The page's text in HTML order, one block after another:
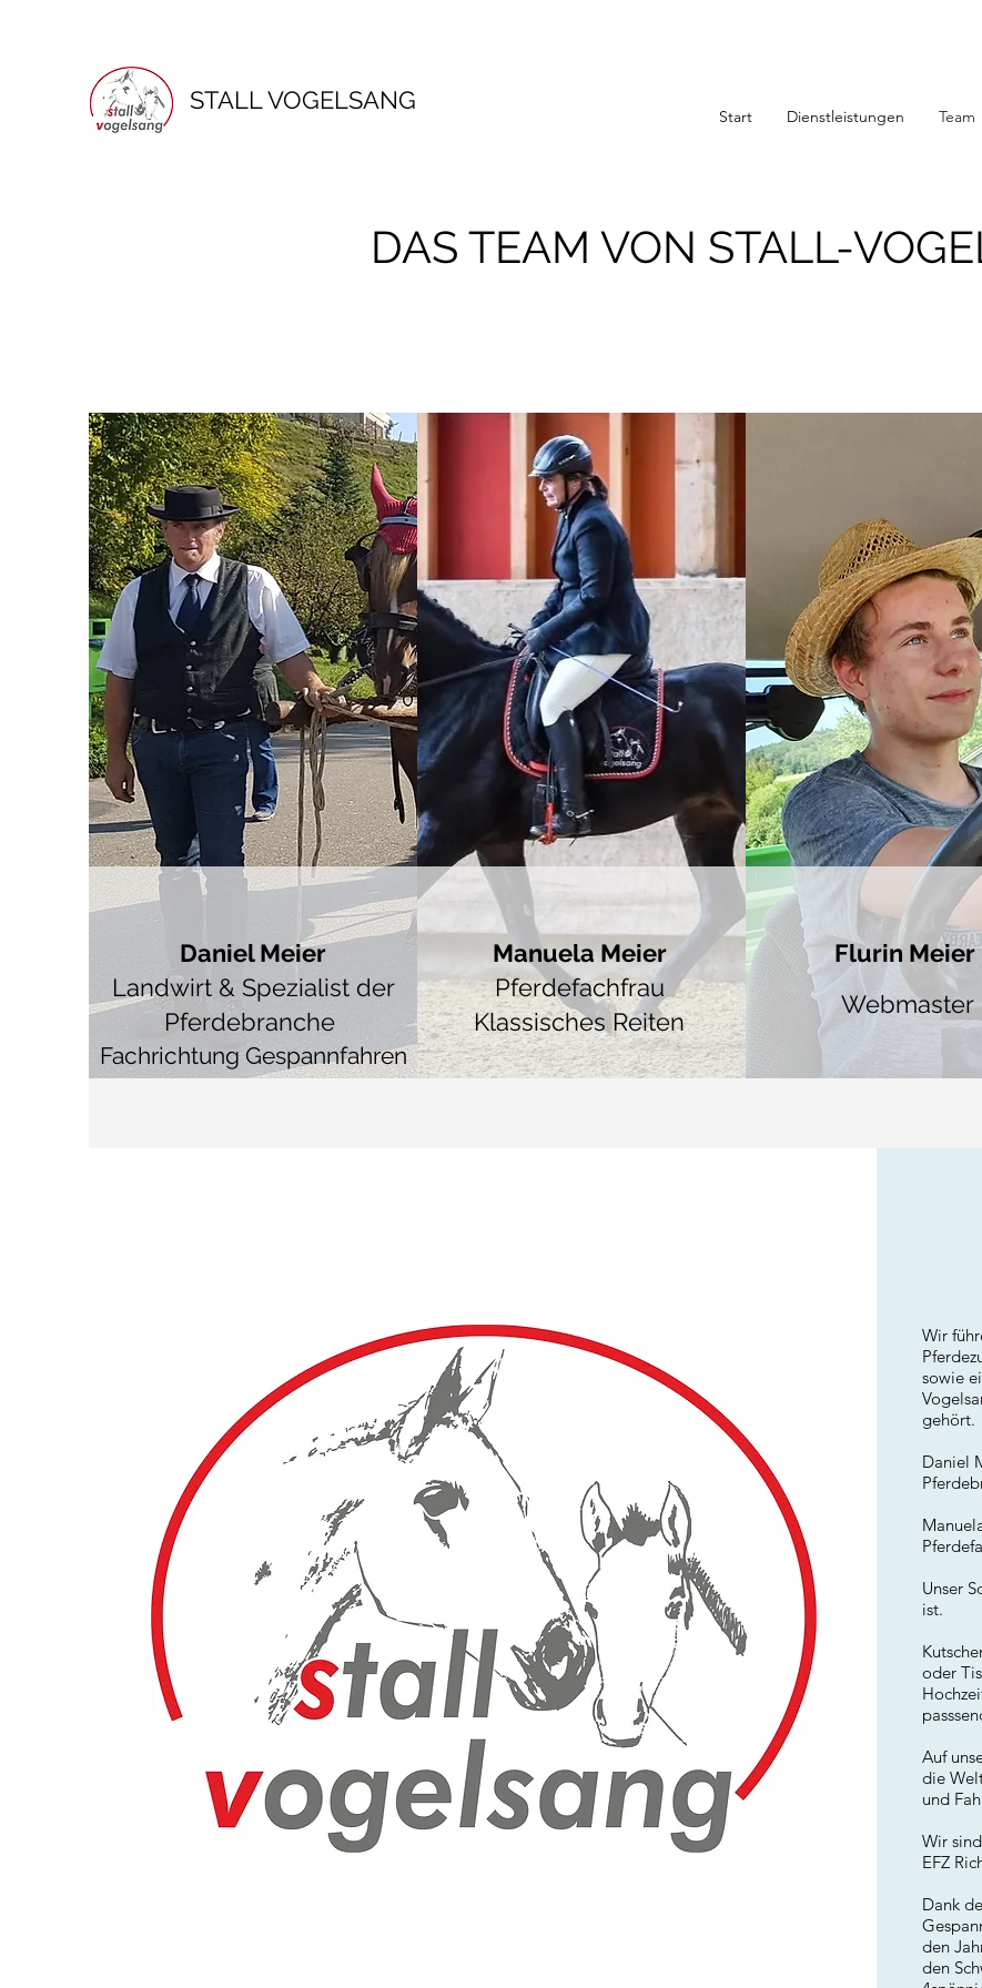
STALL VOGELSANG
Start Dienstleistungen Team
DAS TEAM VON STALL-
Daniel Meier
Landwirt & Spezialist der
Pferdebranche
Fachrichtung Gespannfahren
Manuela Meier
Pferdefachfrau
Klassisches Reiten
Flurin Meier
Webmaster
Wir
sowie
gehört.
Daniel
Unser
ist.
oder
Auf
die
und
Wir
EFZ
Dank
den
den